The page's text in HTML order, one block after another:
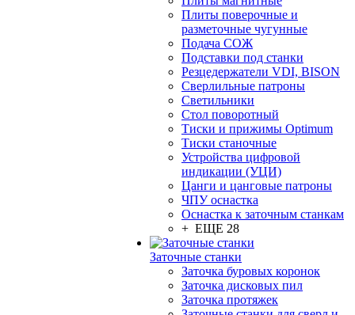
Плиты поверочные и
разметочные чугунные
Подача СОЖ
Подставки под станки
Резцедержатели VDI, BISON
Сверлильные патроны
Светильники
Стол поворотный
Тиски и прижимы Optimum
Тиски станочные
Устройства цифровой
индикации (УЦИ)
Цанги и цанговые патроны
ЧПУ оснастка
Оснастка к заточным станкам
+ ЕЩЕ 28
Заточные станки
Заточка буровых коронок
Заточка дисковых пил
Заточка протяжек